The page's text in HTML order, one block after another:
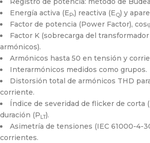
Energía activa (EP,) reactiva (EQ) y
Factor de potencia (Power Factor),
Factor K (sobrecarga del
armónicos).
Armónicos hasta 50 en tensión y
Interarmónicos medidos como grupos.
Distorsión total de armónicos THD
corriente.
Índice de severidad de flicker de corta
duración (PLT).
Asimetría de tensiones (IEC 61000-4-
corrientes.